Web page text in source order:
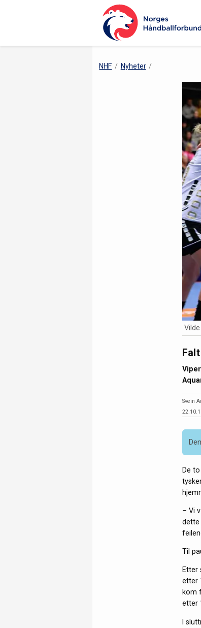
NHF Nyheter
Svein
De
– Vi
dette
Til
Etter
etter
kom
etter
I